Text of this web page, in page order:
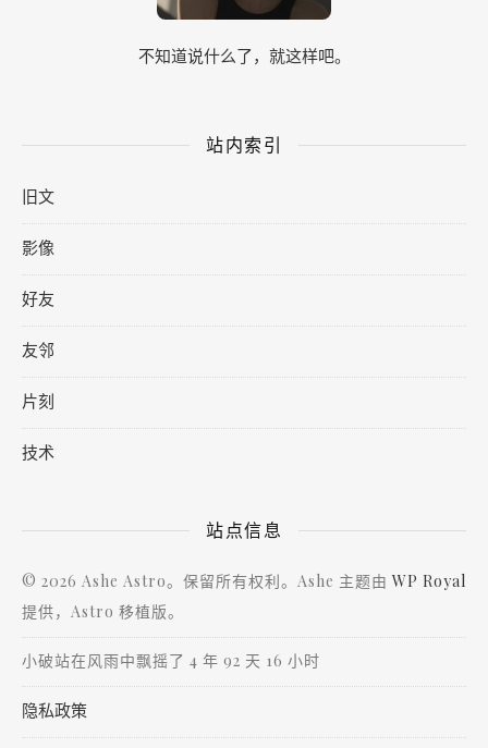
不知道说什么了，就这样吧。
站内索引
旧文
影像
好友
友邻
片刻
技术
站点信息
© 2026 Ashe Astro。保留所有权利。Ashe 主题由 WP Royal
提供，Astro 移植版。
小破站在风雨中飘摇了 4 年 92 天 16 小时
隐私政策